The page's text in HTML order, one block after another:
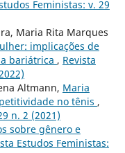
Feministas: v. 29
Maria Rita Marques
implicações de
bariátrica , Revista
Altmann, Maria
no tênis ,
n. 2 (2021)
sobre gênero e
Estudos Feministas: